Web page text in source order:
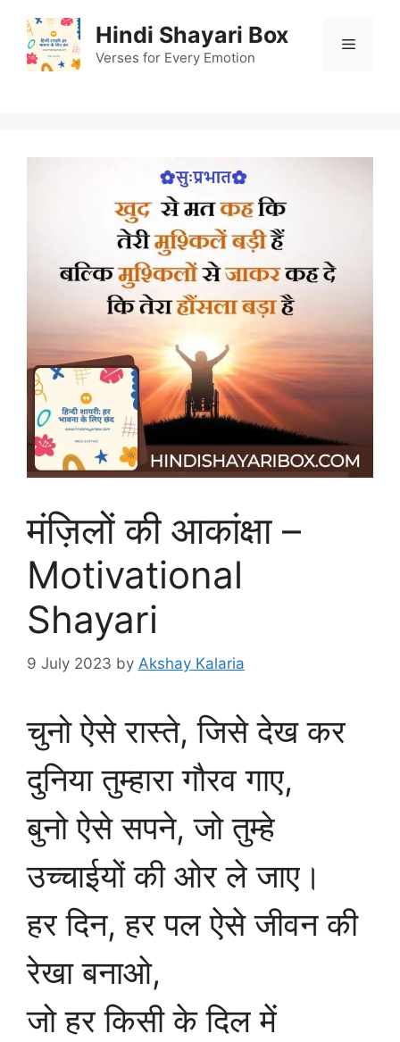
content
Hindi Shayari Box
Verses for Every Emotion
Menu
मंज़िलों की आकांक्षा –
Motivational
Shayari
9 July 2023 by Akshay Kalaria
चुनो ऐसे रास्ते, जिसे देख कर
दुनिया तुम्हारा गौरव गाए,
बुनो ऐसे सपने, जो तुम्हे
उच्चाईयों की ओर ले जाए।
हर दिन, हर पल ऐसे जीवन की
रेखा बनाओ,
जो हर किसी के दिल में